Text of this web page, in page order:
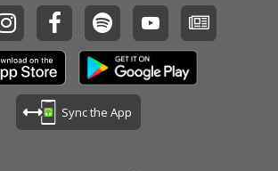
Sync the App